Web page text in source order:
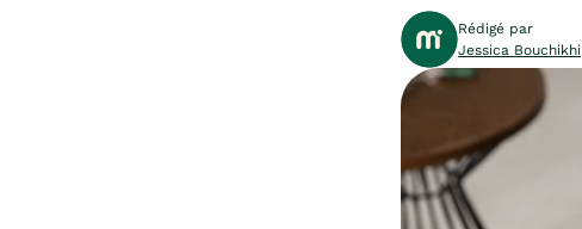
Rédigé par
Jessica Bouchikhi